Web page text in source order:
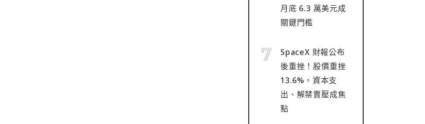
月底 6.3 萬美元成
關鍵門檻
SpaceX 財報公布
後重挫！股價重挫
13.6%，資本支
出、解禁賣壓成焦
點